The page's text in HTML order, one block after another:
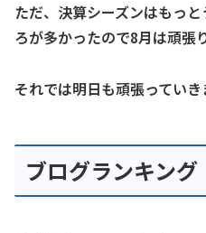
ただ、決算シーズンはもっ
ろが多かったので8月は頑張
それでは明日も頑張っていき
ブログランキング